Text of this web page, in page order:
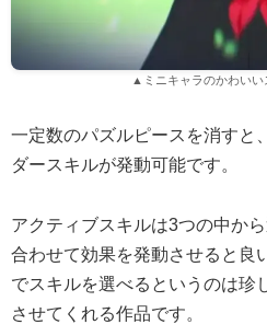
▲ミニキャラのかわいい
一定数のパズルピースを消すと
ダースキルが発動可能です。
アクティブスキルは3つの中か
合わせて効果を発動させると良
でスキルを選べるというのは珍
させてくれる作品です。